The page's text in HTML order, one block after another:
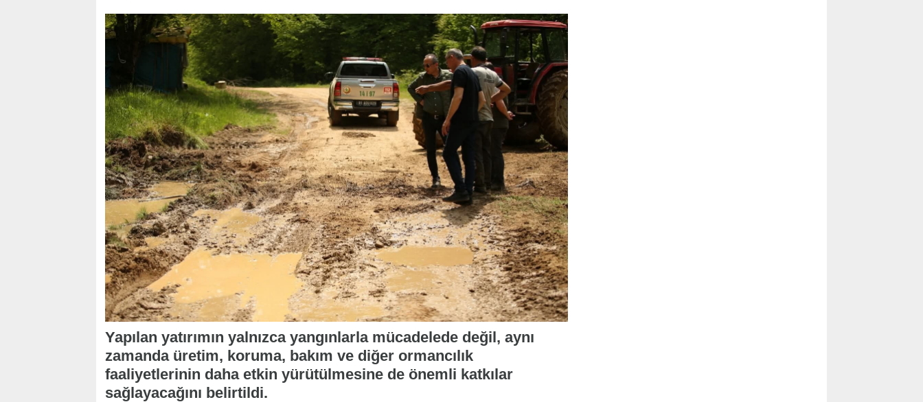
Yapılan yatırımın yalnızca yangınlarla mücadelede değil, aynı
zamanda üretim, koruma, bakım ve diğer ormancılık
faaliyetlerinin daha etkin yürütülmesine de önemli katkılar
sağlayacağını belirtildi.